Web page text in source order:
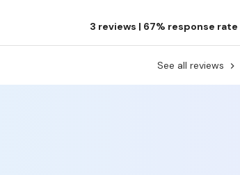
3 reviews | 67% response rate
See all reviews